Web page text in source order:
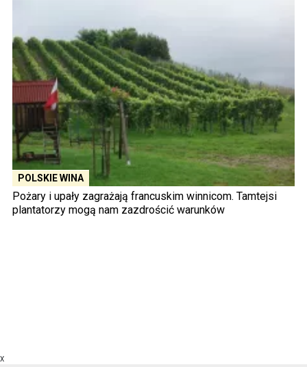
POLSKIE WINA
Pożary i upały zagrażają francuskim winnicom. Tamtejsi
plantatorzy mogą nam zazdrościć warunków
X